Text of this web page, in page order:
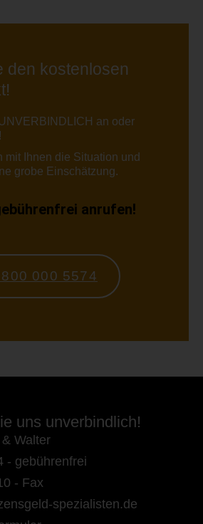
den kostenlosen
an oder
mit Ihnen die Situation und
grobe Einschätzung.
anrufen!
000 5574
uns unverbindlich!
Walter
- gebührenfrei
- Fax
spezialisten.de